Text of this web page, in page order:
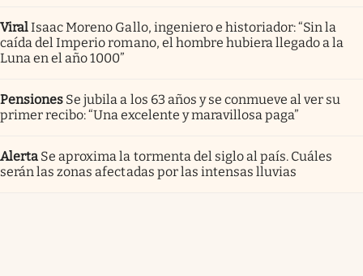
ViralIsaac Moreno Gallo, ingeniero e historiador: “Sin la
caída del Imperio romano, el hombre hubiera llegado a la
Luna en el año 1000”
Pensiones Se jubila a los 63 años y se conmueve al ver su
primer recibo: “Una excelente y maravillosa paga”
Alerta Se aproxima la tormenta del siglo al país. Cuáles
serán las zonas afectadas por las intensas lluvias